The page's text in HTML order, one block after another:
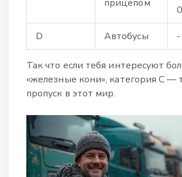
прицепом
D Автобусы -
Так что если тебя интересуют
«железные кони», категория C —
пропуск в этот мир.